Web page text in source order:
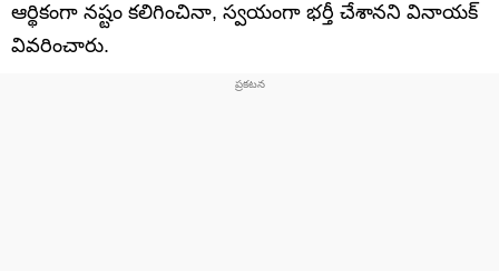
ఆర్థికంగా నష్టం కలిగించినా, స్వయంగా భర్తీ చేశానని వినాయక్
వివరించారు.